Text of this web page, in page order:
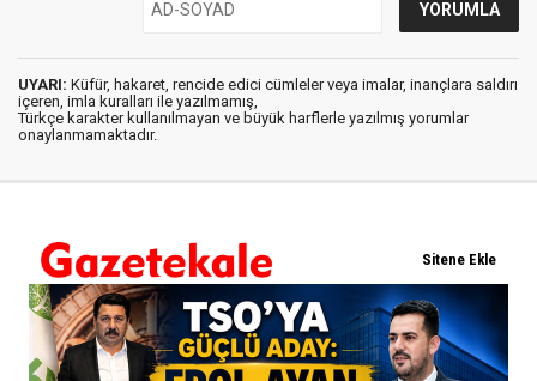
UYARI: Küfür, hakaret, rencide edici cümleler veya imalar, inançlara saldırı
içeren, imla kuralları ile yazılmamış,
Türkçe karakter kullanılmayan ve büyük harflerle yazılmış yorumlar
onaylanmamaktadır.